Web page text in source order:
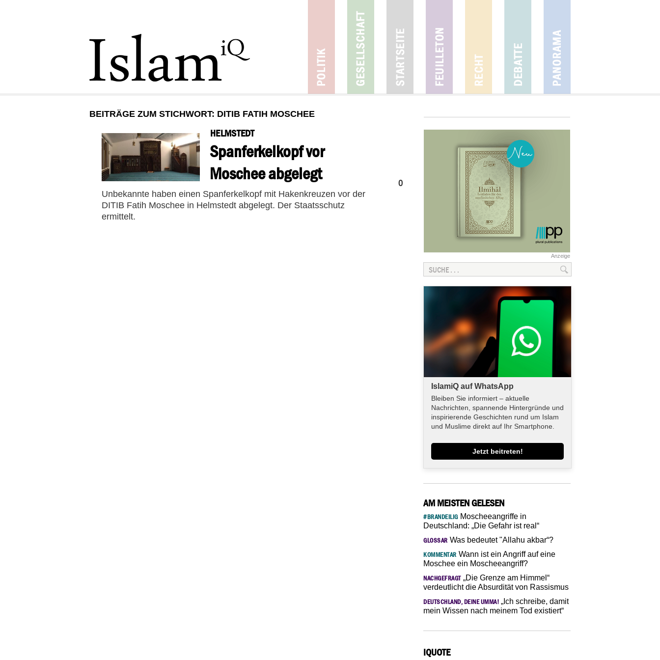
BEITRÄGE ZUM STICHWORT: DITIB FATIH MOSCHEE
HELMSTEDT
Spanferkelkopf vor
Moschee abgelegt
Unbekannte haben einen Spanferkelkopf mit Hakenkreuzen vor der
DITIB Fatih Moschee in Helmstedt abgelegt. Der Staatsschutz
ermittelt.
0
Anzeige
IslamiQ auf WhatsApp
Bleiben Sie informiert – aktuelle
Nachrichten, spannende Hintergründe und
inspirierende Geschichten rund um Islam
und Muslime direkt auf Ihr Smartphone.
Jetzt beitreten!
AM MEISTEN GELESEN
#BRANDEILIGMoscheeangriffe in
Deutschland: „Die Gefahr ist real“
GLOSSAR Was bedeutet "Allahu akbar“?
KOMMENTAR Wann ist ein Angriff auf eine
Moschee ein Moscheeangriff?
NACHGEFRAGT„Die Grenze am Himmel“
verdeutlicht die Absurdität von Rassismus
DEUTSCHLAND, DEINE UMMA! „Ich schreibe, damit
mein Wissen nach meinem Tod existiert“
IQUOTE